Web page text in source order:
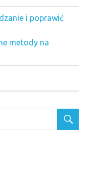
i poprawić
metody na